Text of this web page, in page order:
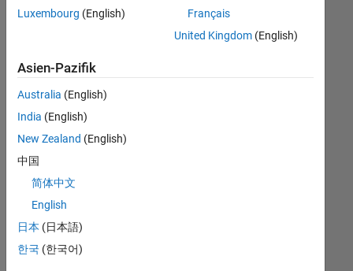
anzeigen .
noch
keine
offenen
Stellen
können,
die
Ihren
entsprechen,
werden
Luxembourg (English)
Français
United Kingdom(English)
Asien-Pazifik
Australia (English)
India (English)
New Zealand (English)
中国
简体中文
English
日本 (日本語)
한국 (한국어)